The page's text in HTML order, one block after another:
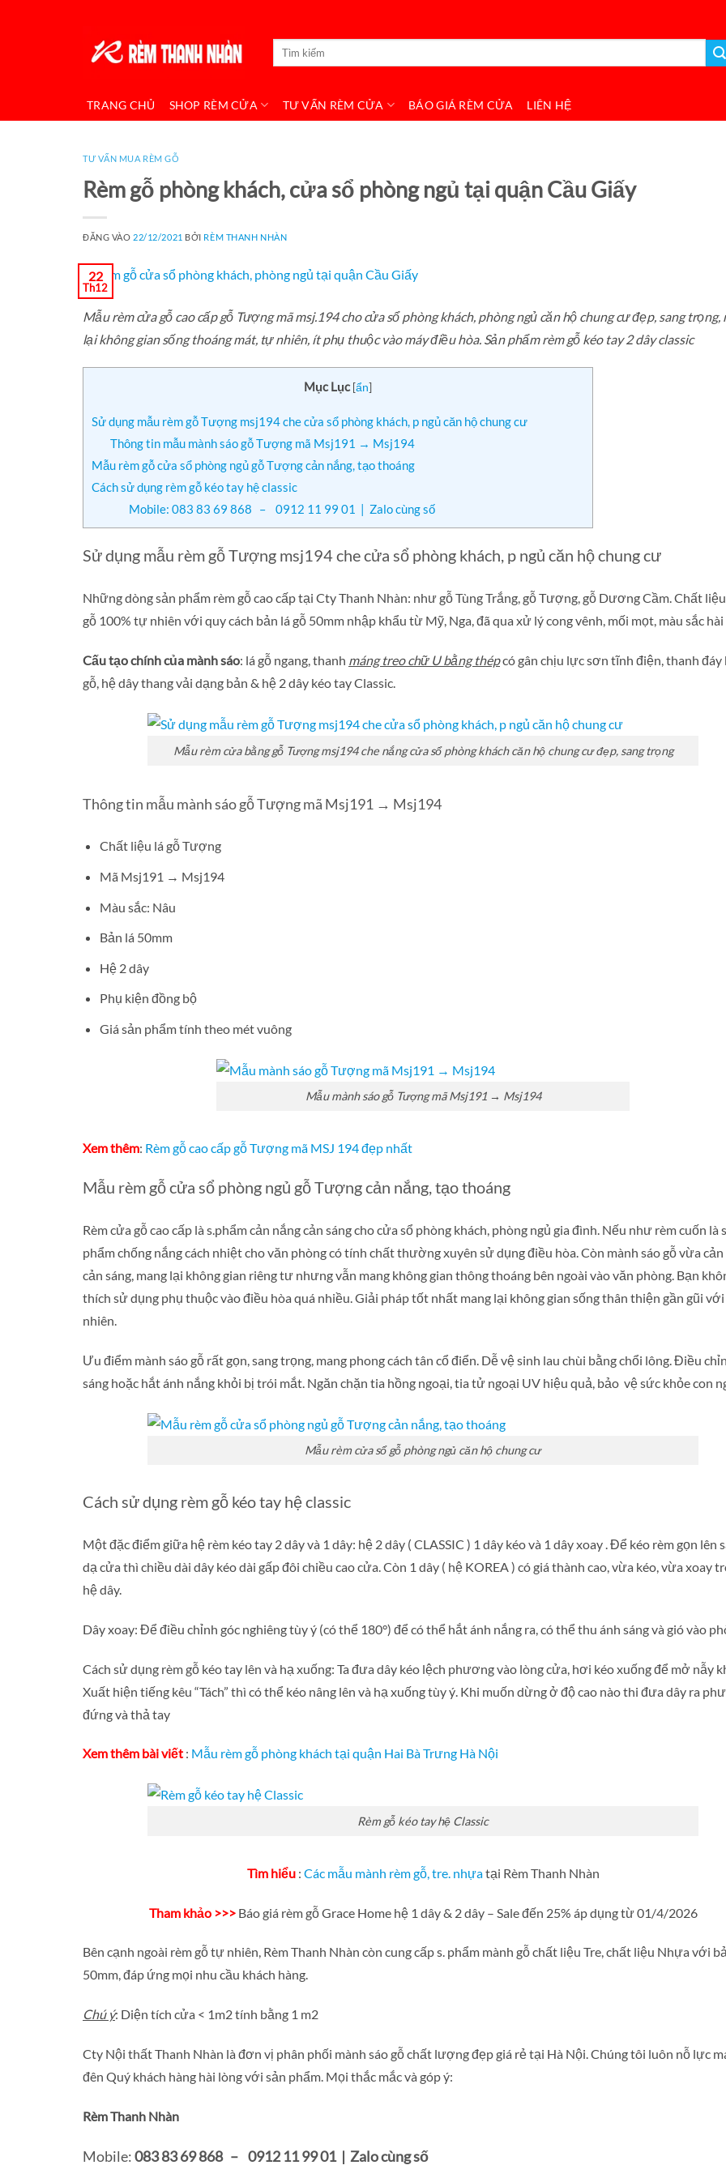
Tìm
kiếm:
TRANG CHỦ SHOP RÈM CỬA TƯ VẤN RÈM CỬA BÁO GIÁ RÈM CỬA LIÊN HỆ
TƯ VẤN MUA RÈM GỖ
Rèm gỗ phòng khách, cửa sổ phòng ngủ tại quận Cầu Giấy
ĐĂNG VÀO 22/12/2021 BỞI RÈM THANH NHÀN
22
Th12
Mẫu rèm cửa gỗ cao cấp gỗ Tượng mã msj.194 cho cửa sổ phòng khách, phòng ngủ căn hộ chung cư đẹp, sang trọng,
lại không gian sống thoáng mát, tự nhiên, ít phụ thuộc vào máy điều hòa. Sản phẩm rèm gỗ kéo tay 2 dây classic
Mục Lục [ẩn]
Sử dụng mẫu rèm gỗ Tượng msj194 che cửa sổ phòng khách, p ngủ căn hộ chung cư
Thông tin mẫu mành sáo gỗ Tượng mã Msj191 → Msj194
Mẫu rèm gỗ cửa sổ phòng ngủ gỗ Tượng cản nắng, tạo thoáng
Cách sử dụng rèm gỗ kéo tay hệ classic
Mobile: 083 83 69 868 – 0912 11 99 01 | Zalo cùng số
Sử dụng mẫu rèm gỗ Tượng msj194 che cửa sổ phòng khách, p ngủ căn hộ chung cư
Những dòng sản phẩm rèm gỗ cao cấp tại Cty Thanh Nhàn: như gỗ Tùng Trắng, gỗ Tượng, gỗ Dương Cầm. Chất liệu
gỗ 100% tự nhiên với quy cách bản lá gỗ 50mm nhập khẩu từ Mỹ, Nga, đã qua xử lý cong vênh, mối mọt, màu sắc hài
Cấu tạo chính của mành sáo: lá gỗ ngang, thanh máng treo chữ U bằng thépcó gân chịu lực sơn tĩnh điện, thanh đáy
gỗ, hệ dây thang vải dạng bản & hệ 2 dây kéo tay Classic.
Mẫu rèm cửa bằng gỗ Tượng msj194 che nắng cửa sổ phòng khách căn hộ chung cư đẹp, sang trọng
Thông tin mẫu mành sáo gỗ Tượng mã Msj191 → Msj194
Chất liệu lá gỗ Tượng
Mã Msj191 → Msj194
Màu sắc: Nâu
Bản lá 50mm
Hệ 2 dây
Phụ kiện đồng bộ
Giá sản phẩm tính theo mét vuông
Mẫu mành sáo gỗ Tượng mã Msj191 → Msj194
Xem thêm: Rèm gỗ cao cấp gỗ Tượng mã MSJ 194 đẹp nhất
Mẫu rèm gỗ cửa sổ phòng ngủ gỗ Tượng cản nắng, tạo thoáng
Rèm cửa gỗ cao cấp là s.phẩm cản nắng cản sáng cho cửa sổ phòng khách, phòng ngủ gia đình. Nếu như rèm cuốn là
phẩm chống nắng cách nhiệt cho văn phòng có tính chất thường xuyên sử dụng điều hòa. Còn mành sáo gỗ vừa
cản sáng, mang lại không gian riêng tư nhưng vẫn mang không gian thông thoáng bên ngoài vào văn phòng. Bạn
thích sử dụng phụ thuộc vào điều hòa quá nhiều. Giải pháp tốt nhất mang lại không gian sống thân thiện gần gũi
nhiên.
Ưu điểm mành sáo gỗ rất gọn, sang trọng, mang phong cách tân cổ điển. Dễ vệ sinh lau chùi bằng chổi lông. Điều
sáng hoặc hắt ánh nắng khỏi bị trói mắt. Ngăn chặn tia hồng ngoại, tia tử ngoại UV hiệu quả, bảo vệ sức khỏe con
Mẫu rèm cửa sổ gỗ phòng ngủ căn hộ chung cư
Cách sử dụng rèm gỗ kéo tay hệ classic
Một đặc điểm giữa hệ rèm kéo tay 2 dây và 1 dây: hệ 2 dây ( CLASSIC ) 1 dây kéo và 1 dây xoay . Để kéo rèm gọn lên
dạ cửa thì chiều dài dây kéo dài gấp đôi chiều cao cửa. Còn 1 dây ( hệ KOREA ) có giá thành cao, vừa kéo, vừa xoay
hệ dây.
Dây xoay: Để điều chỉnh góc nghiêng tùy ý (có thể 180°) để có thể hắt ánh nắng ra, có thể thu ánh sáng và gió vào
Cách sử dụng rèm gỗ kéo tay lên và hạ xuống: Ta đưa dây kéo lệch phương vào lòng cửa, hơi kéo xuống để mở nẫy
Xuất hiện tiếng kêu “Tách” thì có thể kéo nâng lên và hạ xuống tùy ý. Khi muốn dừng ở độ cao nào thi đưa dây ra
đứng và thả tay
Xem thêm bài viết : Mẫu rèm gỗ phòng khách tại quận Hai Bà Trưng Hà Nội
Rèm gỗ kéo tay hệ Classic
Tìm hiểu: Các mẫu mành rèm gỗ, tre. nhựatại Rèm Thanh Nhàn
Tham khảo >>> Báo giá rèm gỗ Grace Home hệ 1 dây & 2 dây – Sale đến 25% áp dụng từ 01/4/2026
Bên cạnh ngoài rèm gỗ tự nhiên, Rèm Thanh Nhàn còn cung cấp s. phẩm mành gỗ chất liệu Tre, chất liệu Nhựa với
50mm, đáp ứng mọi nhu cầu khách hàng.
Chú ý: Diện tích cửa < 1m2 tính bằng 1 m2
Cty Nội thất Thanh Nhàn là đơn vị phân phối mành sáo gỗ chất lượng đẹp giá rẻ tại Hà Nội. Chúng tôi luôn nỗ lực
đên Quý khách hàng hài lòng với sản phẩm. Mọi thắc mắc và góp ý:
Rèm Thanh Nhàn
Mobile:083 83 69 868 – 0912 11 99 01 | Zalo cùng số